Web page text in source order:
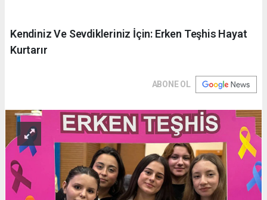
Kendiniz Ve Sevdikleriniz İçin: Erken Teşhis Hayat
Kurtarır
ABONE OL